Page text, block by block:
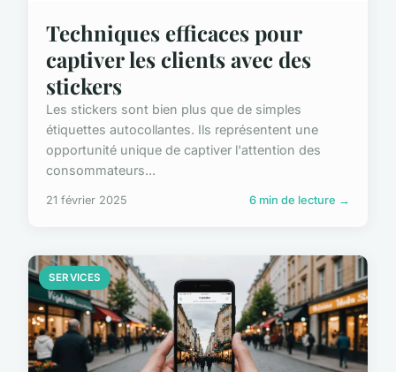
Techniques efficaces pour
captiver les clients avec des
stickers
Les stickers sont bien plus que de simples
étiquettes autocollantes. Ils représentent une
opportunité unique de captiver l'attention des
consommateurs...
21 février 2025 6 min de lecture →
SERVICES